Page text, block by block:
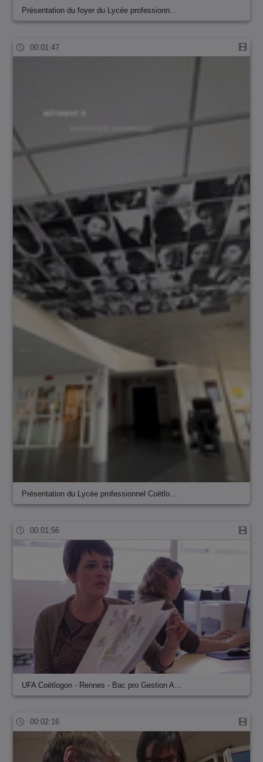
Présentation du foyer du Lycée professionn…
00:01:47
Présentation du Lycée professionnel Coëtlo…
00:01:56
UFA Coëtlogon - Rennes - Bac pro Gestion A…
00:02:16